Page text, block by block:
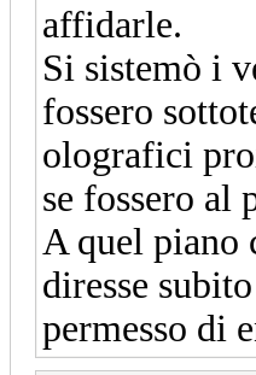
affidarle.
Si sistemò i
fossero
olografici
se fossero al
A quel piano
diresse
permesso di